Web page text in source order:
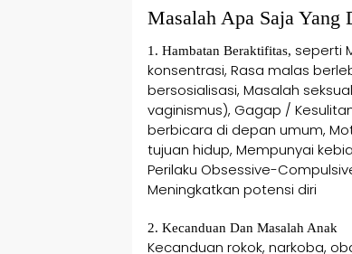
Masalah Apa Saja Yang
1. Hambatan Beraktifitas, seperti
konsentrasi, Rasa malas
bersosialisasi, Masalah
vaginismus), Gagap /
berbicara di depan umum,
tujuan hidup, Mempunyai
Perilaku Obsessive-
Meningkatkan potensi diri
2. Kecanduan Dan Masalah Anak
Kecanduan rokok, narkoba,